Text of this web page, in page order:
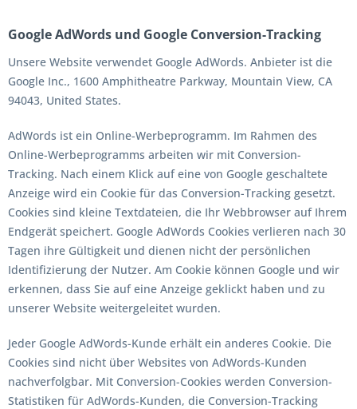
Google AdWords und Google Conversion-Tracking
Unsere Website verwendet Google AdWords. Anbieter ist die
Google Inc., 1600 Amphitheatre Parkway, Mountain View, CA
94043, United States.
AdWords ist ein Online-Werbeprogramm. Im Rahmen des
Online-Werbeprogramms arbeiten wir mit Conversion-
Tracking. Nach einem Klick auf eine von Google geschaltete
Anzeige wird ein Cookie für das Conversion-Tracking gesetzt.
Cookies sind kleine Textdateien, die Ihr Webbrowser auf Ihrem
Endgerät speichert. Google AdWords Cookies verlieren nach 30
Tagen ihre Gültigkeit und dienen nicht der persönlichen
Identifizierung der Nutzer. Am Cookie können Google und wir
erkennen, dass Sie auf eine Anzeige geklickt haben und zu
unserer Website weitergeleitet wurden.
Jeder Google AdWords-Kunde erhält ein anderes Cookie. Die
Cookies sind nicht über Websites von AdWords-Kunden
nachverfolgbar. Mit Conversion-Cookies werden Conversion-
Statistiken für AdWords-Kunden, die Conversion-Tracking